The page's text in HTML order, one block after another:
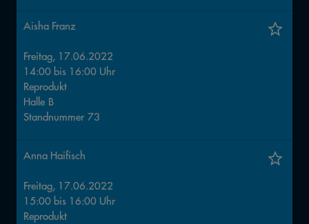
Aisha Franz
Freitag, 17.06.2022
14:00 bis 16:00 Uhr
Reprodukt
Halle B
Standnummer 73
Anna Haifisch
Freitag, 17.06.2022
15:00 bis 16:00 Uhr
Reprodukt